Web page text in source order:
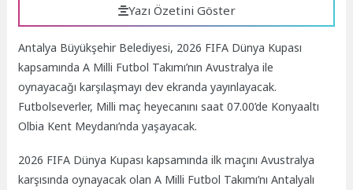
Yazı Özetini Göster
Antalya Büyükşehir Belediyesi, 2026 FIFA Dünya Kupası
kapsamında A Milli Futbol Takımı’nın Avustralya ile
oynayacağı karşılaşmayı dev ekranda yayınlayacak.
Futbolseverler, Milli maç heyecanını saat 07.00’de Konyaaltı
Olbia Kent Meydanı’nda yaşayacak.
2026 FIFA Dünya Kupası kapsamında ilk maçını Avustralya
karşısında oynayacak olan A Milli Futbol Takımı’nı Antalyalı